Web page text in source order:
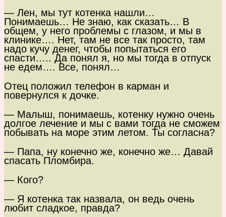
— Лен, мы тут котенка нашли…
Понимаешь… Не знаю, как сказать… В
общем, у него проблемы с глазом, и мы в
клинике…. Нет, там не все так просто, там
надо кучу денег, чтобы попытаться его
спасти….. Да понял я, но мы тогда в отпуск
не едем…. Все, понял…
Отец положил телефон в карман и
повернулся к дочке.
— Малыш, понимаешь, котенку нужно очень
долгое лечение и мы с вами тогда не сможем
побывать на море этим летом. Ты согласна?
— Папа, ну конечно же, конечно же… Давай
спасать Пломбира.
— Кого?
— Я котенка так назвала, он ведь очень
любит сладкое, правда?